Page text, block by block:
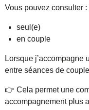
Vous pouvez consulter :
seul(e)
en couple
Lorsque j’accompagne
entre séances de
👉 Cela permet une
accompagnement plus